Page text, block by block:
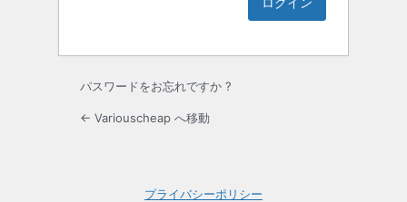
パスワードをお忘れですか ?
← Variouscheap へ移動
プライバシーポリシー